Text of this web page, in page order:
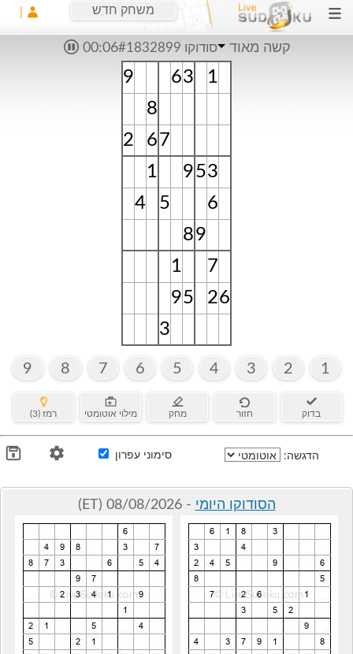
משחק חדש
קשה מאוד סודוקו #1832899 00:06
9 63
1
8
2
67
1
953
4
5
6
89
1
7
95 26
3
1
2
3
4
5
6
7
8
9
בדוק חזור מחק מילוי אוטומטי רמז (3)
הדגשה: סימוני עפרון
הסודוקו היומי- 08/08/2026 (ET)